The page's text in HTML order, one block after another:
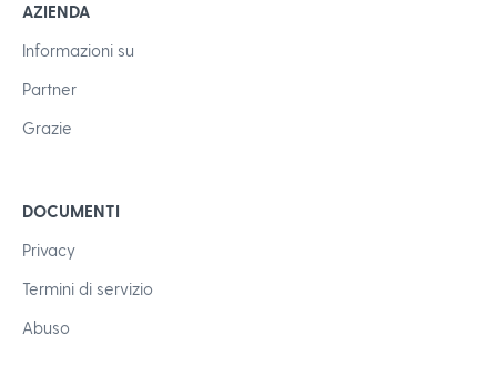
AZIENDA
Informazioni su
Partner
Grazie
DOCUMENTI
Privacy
Termini di servizio
Abuso